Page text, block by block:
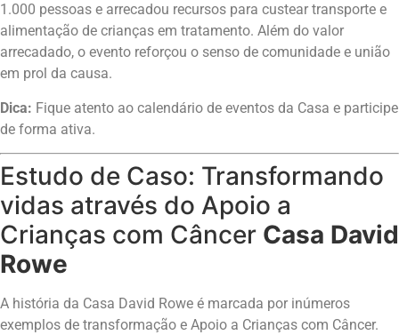
1.000 pessoas e arrecadou recursos para custear transporte e
alimentação de crianças em tratamento. Além do valor
arrecadado, o evento reforçou o senso de comunidade e união
em prol da causa.
Dica: Fique atento ao calendário de eventos da Casa e participe
de forma ativa.
Estudo de Caso: Transformando
vidas através do Apoio a
Crianças com Câncer Casa David
Rowe
A história da Casa David Rowe é marcada por inúmeros
exemplos de transformação e Apoio a Crianças com Câncer.